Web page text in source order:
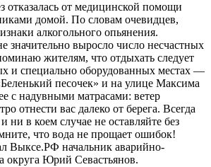
отказалась от медицинской помощи
домой. По словам очевидцев,
алкогольного опьянения.
значительно выросло число несчастных
жителям, что отдыхать следует
и специально оборудованных местах —
песочек» и на улице Максима
с надувными матрасами: ветер
отнести вас далеко от берега. Всегда
ни в коем случае не оставляйте без
что вода не прощает ошибок!
Выксе.РФ начальник аварийно-
округа Юрий Севастьянов.